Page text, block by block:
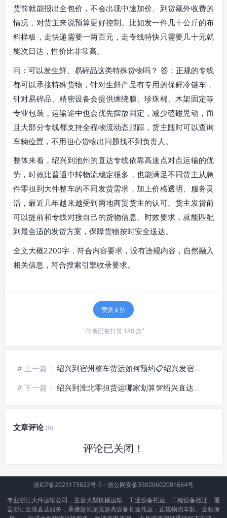
货前就能报出全包价，不会出现中途加价、到货额外收费的
情况，对货主来说预算更好控制。比如发一件几十公斤的布
料样板，走快递需要一两百元，走专线特快只需要几十元就
能次日达，性价比非常高。
问：可以发生鲜、易碎品这类特殊货物吗？ 答：正规的专线
都可以承接特殊货物，针对生鲜产品有专用的保鲜冷链车，
针对易碎品、精密设备会提供缠绕膜、珍珠棉、木架固定等
专业包装，运输途中也会优先摆放固定，减少磕碰晃动，而
且大部分专线都支持全程物流动态跟踪，货主随时可以查询
车辆位置，不用担心货物出问题找不到负责人。
整体来看，绍兴到池州的直达专线依靠高速点对点运输的优
势，时效比普通中转物流稳定很多，也能满足不同货主从急
件零担到大件整车的不同发货需求，加上价格透明、服务灵
活，最近几年越来越受到两地商贸货主的认可。货主发货前
可以提前和专线对接自己的货物信息、时效要求，就能匹配
到最合适的发货方案，保障货物按时安全送达。
全文大概2200字，符合内容要求，没有违规内容，自然融入
相关信息，符合搜索引擎收录要求。
赞赏支持
"作者已被打赏 188 次"
# 上一篇： 绍兴到宿州整车货运如何预约📋绍兴发宿州货运公司_包车运输方案
# 下一篇： 绍兴到淮北零担货运哪家划算💯绍兴直达淮北物流_拼车省钱发货
文章评论(0)
评论已关闭！
浙ICP备2025173622号-5 · 浙公网安备33020602001664号
专业浙江大件运输公司，主营大型机械运输、工业设备托运、工程设备搬迁，覆
盖浙江全境直达服务，承接超长超宽超高设备长途托运，正规物流车队、全程保